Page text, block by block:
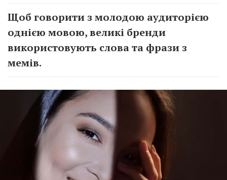
Щоб говорити з молодою аудиторією
однією мовою, великі бренди
використовують слова та фрази з
мемів.